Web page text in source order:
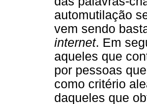
automutilação
vem sendo
internet. Em
aqueles que
por pessoas
como critério
daqueles que